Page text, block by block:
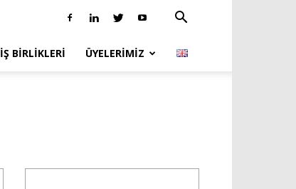
İŞ BIRLIKLERI ÜYELERIMIZ